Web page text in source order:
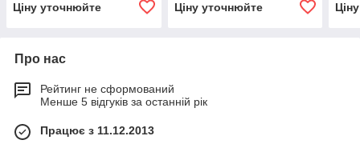
пшениця, буряк, ріпак
Ціну уточнюйте
пшениця, буряк, ріпак,
Ціну уточнюйте
Про нас
Рейтинг не сформований
Менше 5 відгуків за останній рік
Працює з 11.12.2013